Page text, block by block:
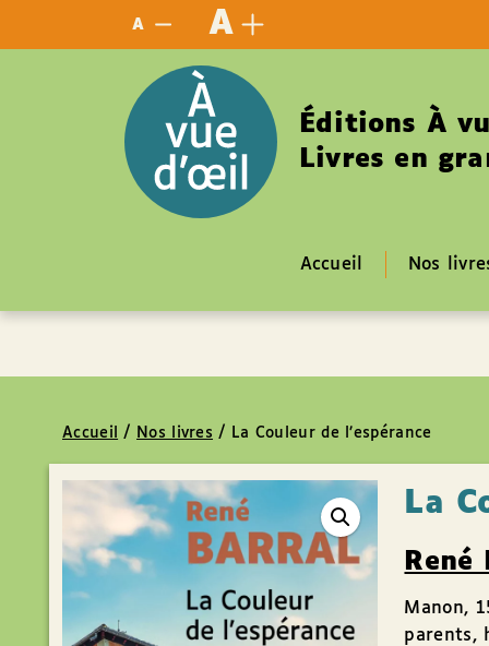
A A
Éditions À
Livres en
Accueil Nos
Accueil / Nos livres / La Couleur de l’espérance
La
Manon,
parents,
Panneau de gestion des cookies